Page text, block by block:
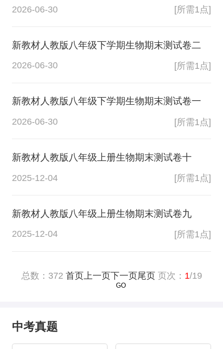
2026-06-30 [所需1点]
新教材人教版八年级下学期生物期末测试卷二
2026-06-30 [所需1点]
新教材人教版八年级下学期生物期末测试卷一
2026-06-30 [所需1点]
新教材人教版八年级上册生物期末测试卷十
2025-12-04 [所需1点]
新教材人教版八年级上册生物期末测试卷九
2025-12-04 [所需1点]
总数： 372 首页上一页下一页尾页页次： 1/19
中考真题